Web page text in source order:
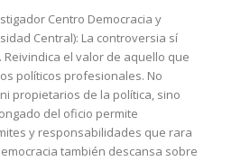
Centro Democracia y
Central): La controversia sí
el valor de aquello que
políticos profesionales. No
propietarios de la política, sino
del oficio permite
y responsabilidades que rara
también descansa sobre